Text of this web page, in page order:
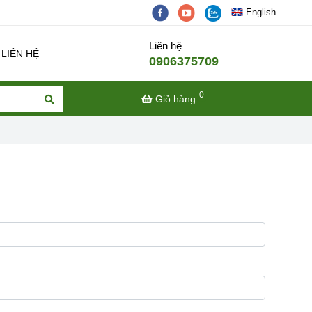
English
LIÊN HỆ
Liên hệ
0906375709
Giỏ hàng 0